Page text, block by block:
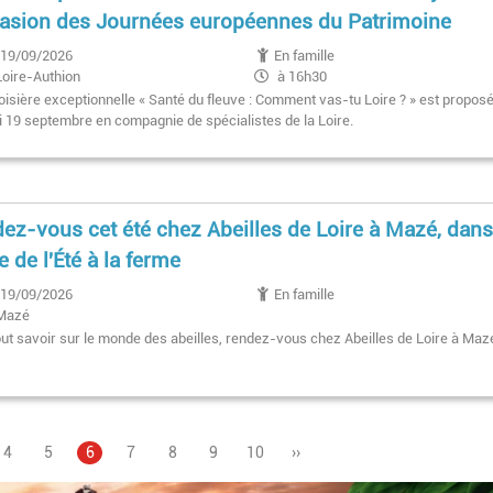
des Journées européennes du Patrimoine
19/09/2026
En famille
Authion
à 16h30
exceptionnelle « Santé du fleuve : Comment vas-tu Loire ? » est
19 septembre en compagnie de spécialistes de la Loire.
vous cet été chez Abeilles de Loire à Mazé,
de l'Été à la ferme
19/09/2026
En famille
savoir sur le monde des abeilles, rendez-vous chez Abeilles de Loire à
Pagination
Page
4 Page
5
Page
6 Page
7 Page
8 Page
9 Page
10
Page
››